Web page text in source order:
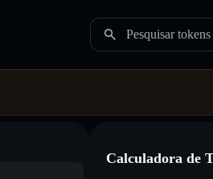
Pesquisar
Calculadora de